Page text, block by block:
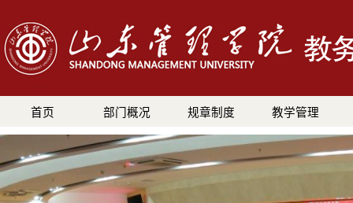
首页 部门概况 规章制度 教学管理